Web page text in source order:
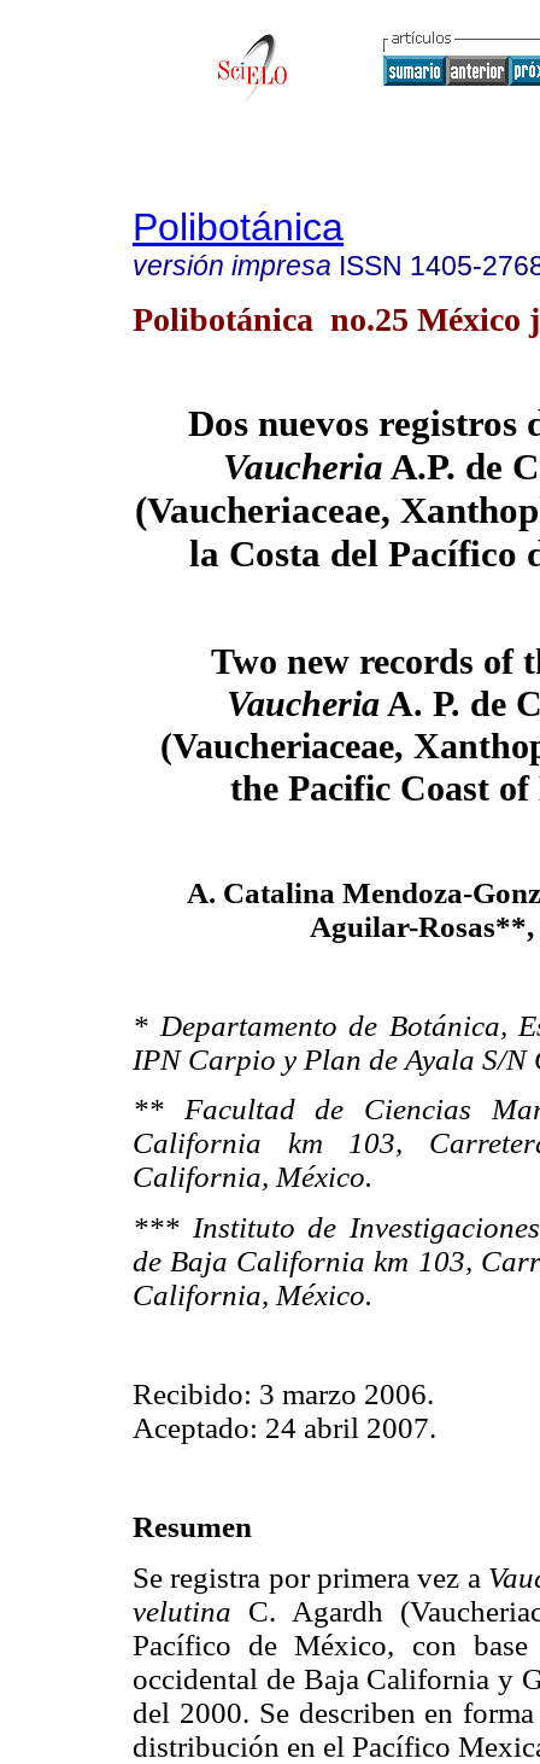
Polibotánica
versión impresa ISSN 1405-
Polibotánica no.25 México
Dos nuevos registros
Vaucheria A.P. de
(Vaucheriaceae,
la Costa del Pacífico
Two new records of
VaucheriaA. P. de
(Vaucheriaceae,
the Pacific Coast of
A. Catalina Mendoza-
Aguilar-
* Departamento de Botánica,
IPN Carpio y Plan de Ayala S/N
** Facultad de Ciencias
California km 103,
California, México.
*** Instituto de
de Baja California km 103,
California, México.
Recibido: 3 marzo 2006.
Aceptado: 24 abril 2007.
Resumen
Se registra por primera vez a
velutina C. Agardh
Pacífico de México, con
occidental de Baja California y
del 2000. Se describen en
distribución en el Pacífico